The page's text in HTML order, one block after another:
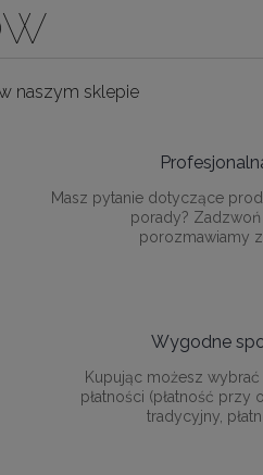
naszym sklepie
Masz pytanie dotyczące
porady?
porozmawiamy
Wygodne
Kupując możesz
płatności (płatność przy
tradycyjny,